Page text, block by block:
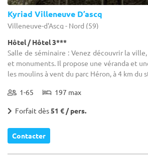
Kyriad Villeneuve D’ascq
Villeneuve-d'Ascq - Nord (59)
Hôtel / Hôtel 3***
Salle de séminaire : Venez découvrir la ville,
et monuments. Il propose une véranda et
les moulins à vent du parc Héron, à 4 km du
1-65 197 max
Forfait dès51 € / pers.
Contacter